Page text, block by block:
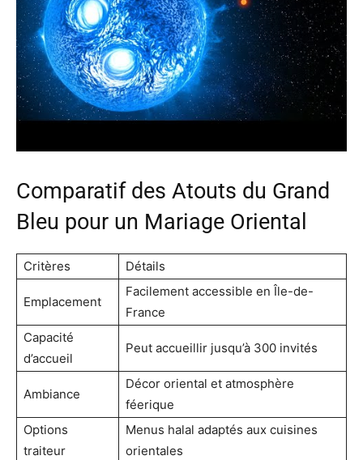
Comparatif des Atouts du Grand
Bleu pour un Mariage Oriental
Critères Détails
Emplacement
Facilement accessible en Île-de-
France
Capacité
d’accueil
Peut accueillir jusqu’à 300 invités
Ambiance
Décor oriental et atmosphère
féerique
Options
traiteur
Menus halal adaptés aux cuisines
orientales